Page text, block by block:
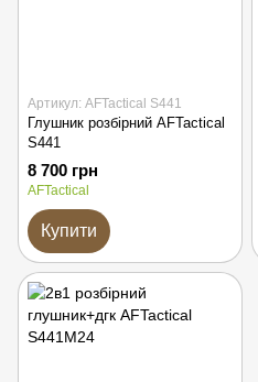
Артикул: AFTactical S441
Глушник розбірний AFTactical
S441
8 700 грн
AFTactical
Купити